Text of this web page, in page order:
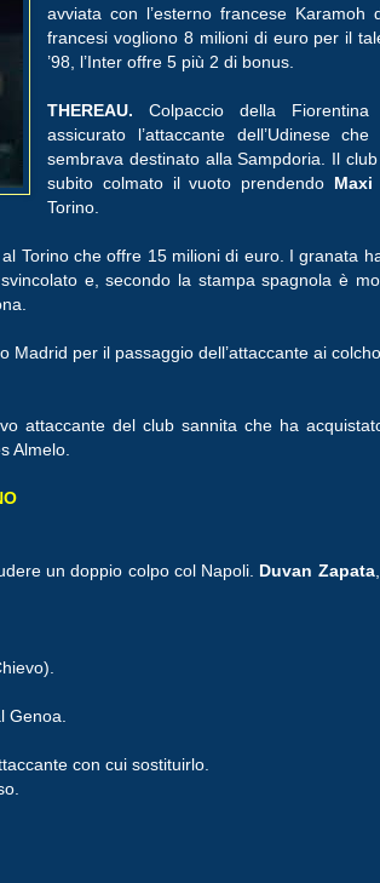
avviata con l’esterno francese Karamoh
francesi vogliono 8 milioni di euro per il
’98, l’Inter offre 5 più 2 di bonus.
THEREAU.Colpaccio della
assicurato l’attaccante dell’Udinese
sembrava destinato alla Sampdoria. Il
subito colmato il vuoto prendendo Maxi
Torino.
Torino che offre 15 milioni di euro. I granata
e, secondo la stampa spagnola è
Madrid per il passaggio dell’attaccante ai
attaccante del club sannita che ha
Almelo.
un doppio colpo col Napoli. Duvan Zapata
Genoa.
con cui sostituirlo.